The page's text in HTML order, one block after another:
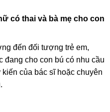
có thai và bà mẹ cho con
đến đối tượng trẻ em,
đang cho con bú có nhu cầu
của bác sĩ hoặc chuyên